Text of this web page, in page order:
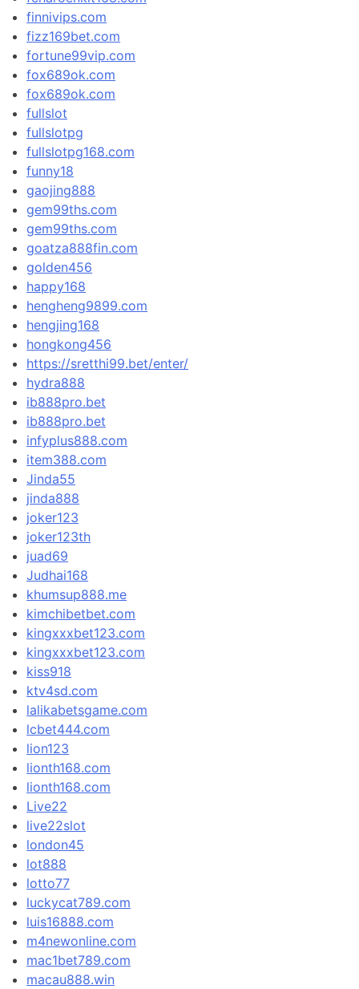
finnivips.com
fizz169bet.com
fortune99vip.com
fox689ok.com
fox689ok.com
fullslot
fullslotpg
fullslotpg168.com
funny18
gaojing888
gem99ths.com
gem99ths.com
goatza888fin.com
golden456
happy168
hengheng9899.com
hengjing168
hongkong456
https://sretthi99.bet/enter/
hydra888
ib888pro.bet
ib888pro.bet
infyplus888.com
item388.com
Jinda55
jinda888
joker123
joker123th
juad69
Judhai168
khumsup888.me
kimchibetbet.com
kingxxxbet123.com
kingxxxbet123.com
kiss918
ktv4sd.com
lalikabetsgame.com
lcbet444.com
lion123
lionth168.com
lionth168.com
Live22
live22slot
london45
lot888
lotto77
luckycat789.com
luis16888.com
m4newonline.com
mac1bet789.com
macau888.win